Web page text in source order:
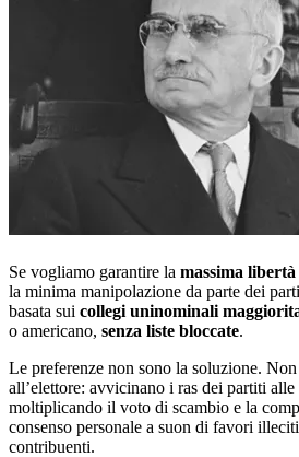
Se vogliamo garantire la massima
la minima manipolazione da parte dei
basata sui collegi uninominali
o americano, senza liste bloccate.
Le preferenze non sono la soluzione.
all’elettore: avvicinano i ras dei partiti alle
moltiplicando il voto di scambio e la
consenso personale a suon di favori
contribuenti.